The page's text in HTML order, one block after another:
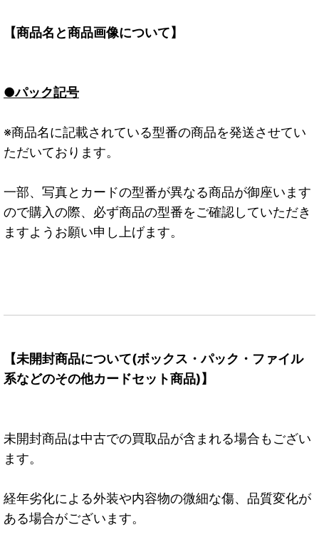
【商品名と商品画像について】
●パック記号
※商品名に記載されている型番の商品を発送させてい
ただいております。
一部、写真とカードの型番が異なる商品が御座います
ので購入の際、必ず商品の型番をご確認していただき
ますようお願い申し上げます。
【未開封商品について(ボックス・パック・ファイル
系などのその他カードセット商品)】
未開封商品は中古での買取品が含まれる場合もござい
ます。
経年劣化による外装や内容物の微細な傷、品質変化が
ある場合がございます。